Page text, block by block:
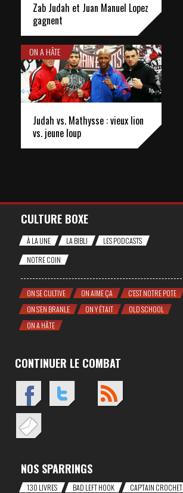
Zab Judah et Juan Manuel Lopez
gagnent
ON A HÂTE
Judah vs. Mathysse : vieux lion
vs. jeune loup
CULTURE BOXE
À LA UNE LA BIBLI
LES PODCASTS
NOTRE COIN
ON SE CULTIVE ON AIME ÇA
C'EST NOTRE POTE
ON S'EN BRANLE
ON Y ÉTAIT
OLD SCHOOL
ON A HÂTE
CONTINUER LE COMBAT
NOS SPARRINGS
130 LIVRES BAD LEFT HOOK CAP'TAIN CROCHET